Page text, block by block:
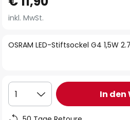
Anfang
der
springen
OSRAM LED-Stiftsockel G4 1,5W
inkl. MwSt.
1 In den